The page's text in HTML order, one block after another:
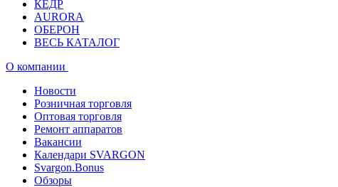
КЕДР
AURORA
ОБЕРОН
ВЕСЬ КАТАЛОГ
О компании
Новости
Розничная торговля
Оптовая торговля
Ремонт аппаратов
Вакансии
Календари SVARGON
Svargon.Bonus
Обзоры